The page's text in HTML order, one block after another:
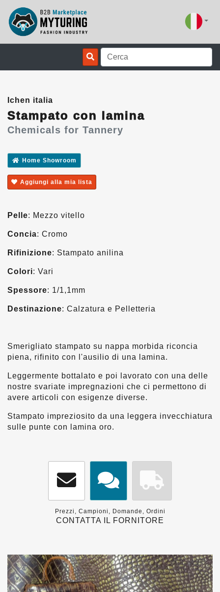
Ichen italia
Stampato con lamina
Chemicals for Tannery
Home Showroom
Aggiungi alla mia lista
Pelle: Mezzo vitello
Concia: Cromo
Rifinizione: Stampato anilina
Colori: Vari
Spessore: 1/1,1mm
Destinazione: Calzatura e Pelletteria
Smerigliato stampato su nappa morbida riconcia
piena, rifinito con l'ausilio di una lamina.
Leggermente bottalato e poi lavorato con una delle
nostre svariate impregnazioni che ci permettono di
avere articoli con esigenze diverse.
Stampato impreziosito da una leggera invecchiatura
sulle punte con lamina oro.
Prezzi, Campioni, Domande, Ordini
CONTATTA IL FORNITORE